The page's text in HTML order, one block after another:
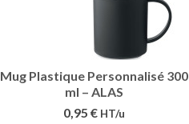
Mug Plastique Personnalisé 300
ml – ALAS
0,95 € HT/u